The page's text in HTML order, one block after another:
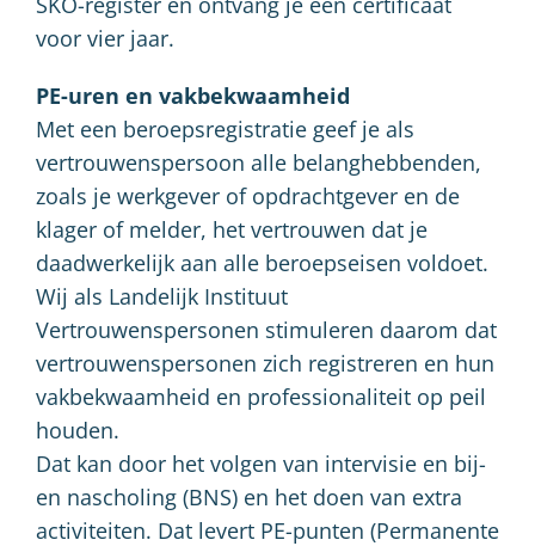
voor vier jaar.
PE-uren en vakbekwaamheid
Met een beroepsregistratie geef je als
vertrouwenspersoon alle belanghebbenden,
zoals je werkgever of opdrachtgever en de
klager of melder, het vertrouwen dat je
daadwerkelijk aan alle beroepseisen voldoet.
Wij als Landelijk Instituut
Vertrouwenspersonen stimuleren daarom dat
vertrouwenspersonen zich registreren en hun
vakbekwaamheid en professionaliteit op peil
houden.
Dat kan door het volgen van intervisie en bij-
en nascholing (BNS) en het doen van extra
activiteiten. Dat levert PE-punten (Permanente